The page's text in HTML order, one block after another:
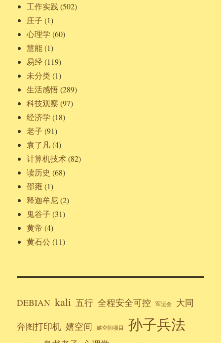
工作实践 (502)
庄子 (1)
心理学 (60)
慧能(1)
易经(119)
未分类(1)
生活感悟(289)
科技观察 (97)
经济学 (18)
老子 (91)
袁了凡(4)
计算机技术(82)
读历史 (68)
邵雍 (1)
释迦牟尼(2)
鬼谷子 (31)
黄帝 (4)
黄石公 (11)
DEBIAN kali 五行 全程安全可控 军运会
大同
奔图打印机 嬉空间 嬉空间项目 孙子兵法